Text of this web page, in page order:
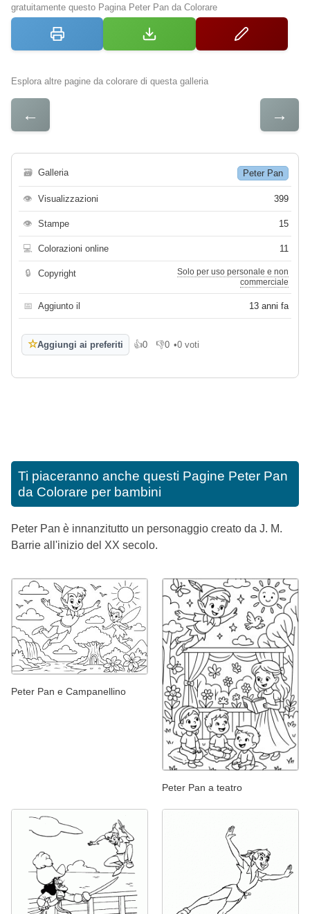
gratuitamente questo Pagina Peter Pan da Colorare
Esplora altre pagine da colorare di questa galleria
← →
🗃 Galleria Peter Pan
👁 Visualizzazioni 399
👁 Stampe 15
💻 Colorazioni online 11
🔒 Copyright
Solo per uso personale e non
commerciale
📅 Aggiunto il 13 anni fa
☆Aggiungi ai preferiti 👍0
Mi piace
👎0
Non mi piace
•0 voti
Ti piaceranno anche questi Pagine Peter Pan
da Colorare per bambini
Peter Pan è innanzitutto un personaggio creato da J. M.
Barrie all'inizio del XX secolo.
Peter Pan e Campanellino
Peter Pan a teatro